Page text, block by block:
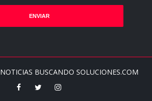
NOTICIAS BUSCANDO SOLUCIONES.COM